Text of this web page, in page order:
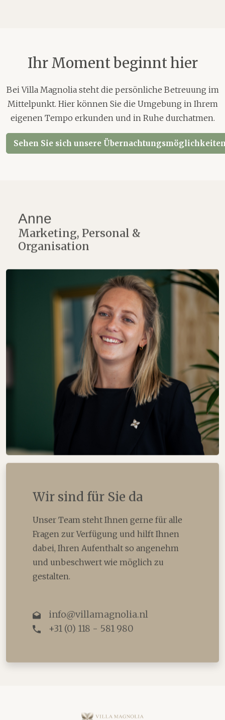
Ihr Moment beginnt hier
Bei Villa Magnolia steht die persönliche Betreuung im
Mittelpunkt. Hier können Sie die Umgebung in Ihrem
eigenen Tempo erkunden und in Ruhe durchatmen.
Sehen Sie sich unsere
Wir sind für Sie da
Unser Team steht Ihnen gerne für alle
Fragen zur Verfügung und hilft Ihnen
dabei, Ihren Aufenthalt so angenehm
und unbeschwert wie möglich zu
gestalten.
info@villamagnolia.nl
+31 (0) 118 - 581 980
Anne
Marketing, Personal &
Organisation